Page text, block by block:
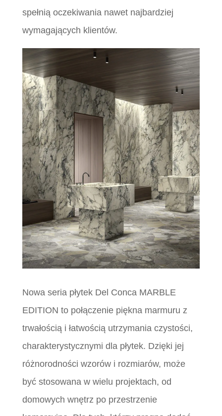
spełnią oczekiwania nawet najbardziej
wymagających klientów.
Nowa seria płytek Del Conca MARBLE
EDITION to połączenie piękna marmuru z
trwałością i łatwością utrzymania czystości,
charakterystycznymi dla płytek. Dzięki jej
różnorodności wzorów i rozmiarów, może
być stosowana w wielu projektach, od
domowych wnętrz po przestrzenie